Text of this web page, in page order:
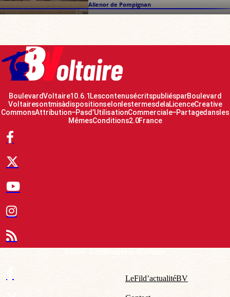
Alienor de Pompignan
Boulevard Voltaire 10.6.1 Les contenus écrits publiés par Boulevard
Voltaire sont mis à disposition selon les termes de la Licence Creative
Commons Attribution – Pas d’Utilisation Commerciale – Partage dans les
Mêmes Conditions 2.0 France
Le Fil d’actualité BV